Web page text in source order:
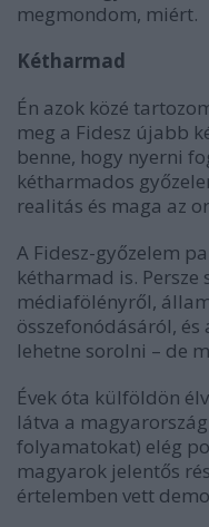
megmondom, miért.
Kétharmad
Én azok közé
meg a Fidesz újabb
benne, hogy nyerni
kétharmados
realitás és maga az
A Fidesz-győzelem
kétharmad is. Persze
médiafölényről,
összefonódásáról,
lehetne sorolni – de
Évek óta külföldön
látva a
folyamatokat) elég
magyarok jelentős
értelemben vett